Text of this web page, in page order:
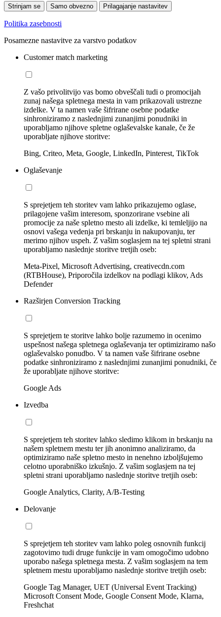
Strinjam se Samo obvezno Prilagajanje nastavitev
Politika zasebnosti
Posamezne nastavitve za varstvo podatkov
Customer match marketing
Z vašo privolitvijo vas bomo obveščali tudi o promocijah
zunaj našega spletnega mesta in vam prikazovali ustrezne
izdelke. V ta namen vaše šifrirane osebne podatke
sinhroniziramo z naslednjimi zunanjimi ponudniki in
uporabljamo njihove spletne oglaševalske kanale, če že
uporabljate njihove storitve:
Bing, Criteo, Meta, Google, LinkedIn, Pinterest, TikTok
Oglaševanje
S sprejetjem teh storitev vam lahko prikazujemo oglase,
prilagojene vašim interesom, sponzorirane vsebine ali
promocije za naše spletno mesto ali izdelke, ki temleljijo na
osnovi vašega vedenja pri brskanju in nakupovanju, ter
merimo njihov uspeh. Z vašim soglasjem na tej spletni strani
uporabljamo naslednje storitve tretjih oseb:
Meta-Pixel, Microsoft Advertising, creativecdn.com
(RTBHouse), Priporočila izdelkov na podlagi klikov, Ads
Defender
Razširjen Conversion Tracking
S sprejetjem te storitve lahko bolje razumemo in ocenimo
uspešnost našega spletnega oglaševanja ter optimiziramo našo
oglaševalsko ponudbo. V ta namen vaše šifrirane osebne
podatke sinhroniziramo z naslednjimi zunanjimi ponudniki, če
že uporabljate njihove storitve:
Google Ads
Izvedba
S sprejetjem teh storitev lahko sledimo klikom in brskanju na
našem spletnem mestu ter jih anonimno analiziramo, da
optimiziramo naše spletno mesto in nenehno izboljšujemo
celotno uporabniško izkušnjo. Z vašim soglasjem na tej
spletni strani uporabljamo naslednje storitve tretjih oseb:
Google Analytics, Clarity, A/B-Testing
Delovanje
S sprejetjem teh storitev vam lahko poleg osnovnih funkcij
zagotovimo tudi druge funkcije in vam omogočimo udobno
uporabo našega spletnega mesta. Z vašim soglasjem na tem
spletnem mestu uporabljamo naslednje storitve tretjih oseb:
Google Tag Manager, UET (Universal Event Tracking)
Microsoft Consent Mode, Google Consent Mode, Klarna,
Freshchat